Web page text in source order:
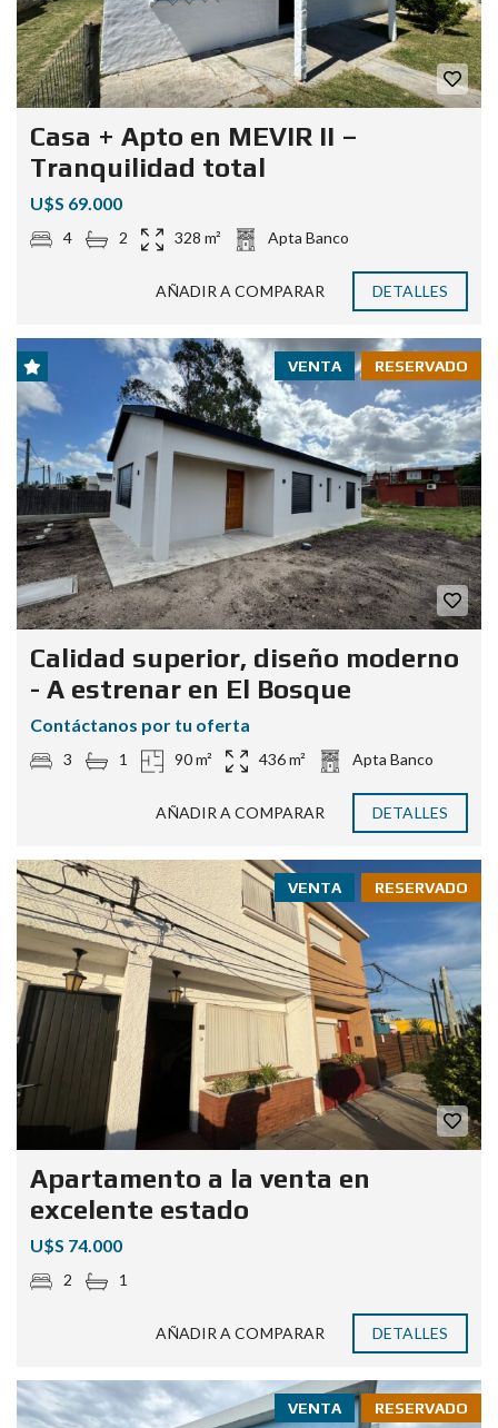
Casa + Apto en MEVIR II –
Tranquilidad total
U$S 69.000
4 2 328 m² Apta Banco
AÑADIR A COMPARAR DETALLES
RESERVADO
VENTA
Calidad superior, diseño moderno
- A estrenar en El Bosque
Contáctanos por tu oferta
3 1 90 m² 436 m² Apta Banco
AÑADIR A COMPARAR DETALLES
RESERVADO
VENTA
Apartamento a la venta en
excelente estado
U$S 74.000
2 1
AÑADIR A COMPARAR DETALLES
RESERVADO
VENTA